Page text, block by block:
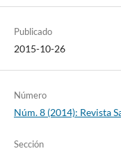
Publicado
2015-10-26
Número
Núm. 8 (2014): Revista
Sección